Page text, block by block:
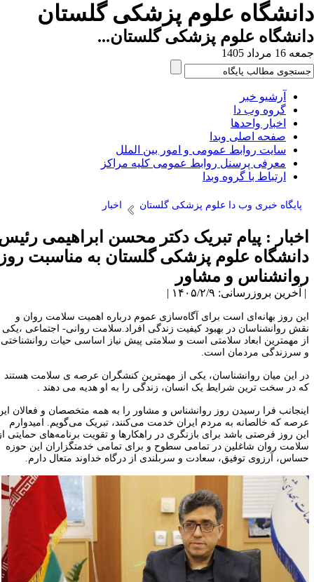
علوم پزشکی گلستان
علوم پزشکی گلستان...
مرداد 1405
آرشیو خبر
گروه وب دا
اخبار واحدها
صفحه اصلی وبدا
سایت روابط عمومی و امور بین الملل
معرفی پرسنل روابط عمومی کلیه مراکز
ارتباط با گروه وبدا
پایگاه خبری وب دا علوم پزشکی گلستان اخبار
: پیام تبریک دکتر محسن ابراهیمی رئیس
علوم پزشکی گلستان به مناسبت روز
و مشاور
بروزرسانی: ۱۴۰۵/۲/۹ |
روز بهانه‌ای است برای آگاه‌سازی عموم درباره اهمیت سلامت روان و
روانشناسان در بهبود کیفیت زندگی افراد.سلامت روانی- اجتماعی ،یکی
مهمترین ابعاد سلامتی است و سلامتی پیش نیاز اساسی حیات روانشناختی
سرزندگی مردمان است.
این میان روانشناسان، یکی از مهمترین کنشگران عرصه ی سلامت هستند
در سخت ترین شرایط یک انسان، زندگی را به او هدیه می دهند .
فرا رسیدن روز روانشناس و مشاور را به همه متخصصان و فعالان این
که خالصانه به مردم ایران خدمت می‌کنند، تبریک می‌گویم. امیدوارم
روز فرصتی باشد برای بازنگری در راهکارها و تقویت برنامه‌های حمایتی از
روان شاغلین در تمامی سطوح و برای تمامی خدمتگزاران این حوزه
آرزوی توفیق، سعادت و سربلندی از درگاه خداوند متعال دارم.